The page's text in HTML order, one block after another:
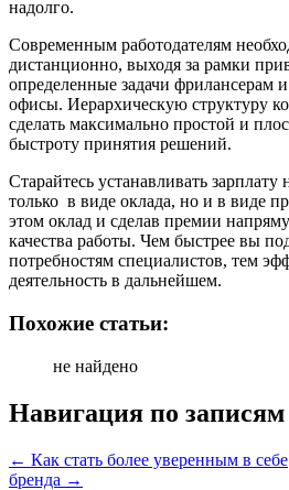
надолго.
Современным работодателям
дистанционно, выходя за рамки
определенные задачи фрилансерам
офисы. Иерархическую структуру
сделать максимально простой и
быстроту принятия решений.
Старайтесь устанавливать
только в виде оклада, но и в виде
этом оклад и сделав премии
качества работы. Чем быстрее вы
потребностям специалистов, тем
деятельность в дальнейшем.
Похожие статьи:
не найдено
Навигация по записям
← Как стать более уверенным в себе
бренда →